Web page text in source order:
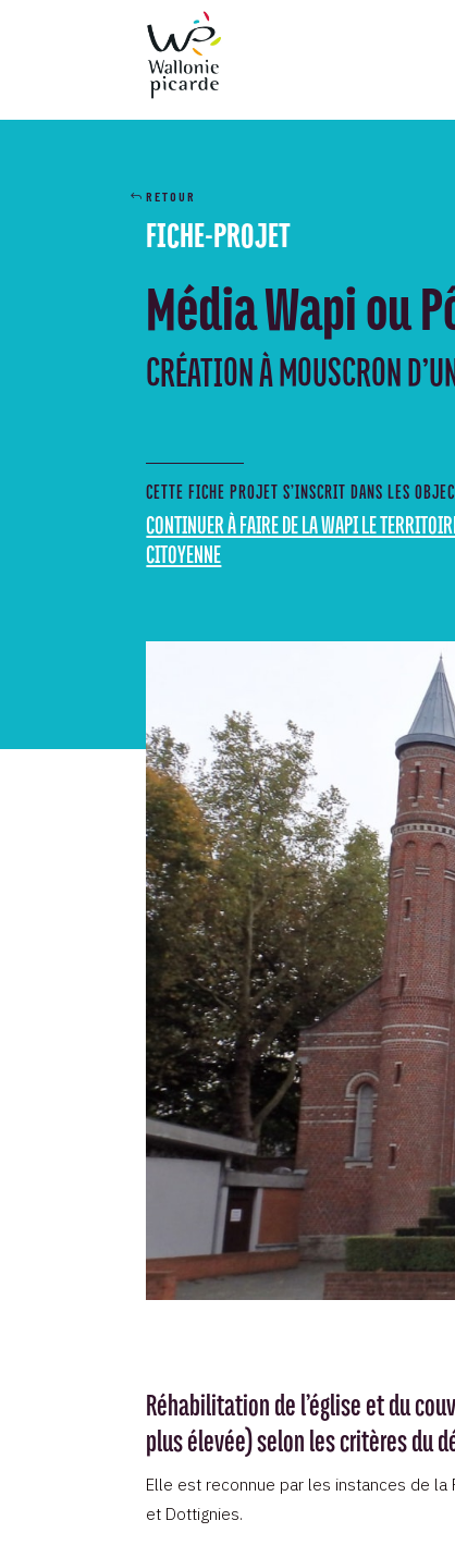
RETOUR
FICHE-PROJET
Média Wapi ou
CRÉATION À MOUSCRON
CETTE FICHE PROJET S’INSCRIT DANS LES
CONTINUER À FAIRE DE LA WAPI LE
CITOYENNE
Réhabilitation de l’église et du
plus élevée) selon les critères du
Elle est reconnue par les instances de la
et Dottignies.